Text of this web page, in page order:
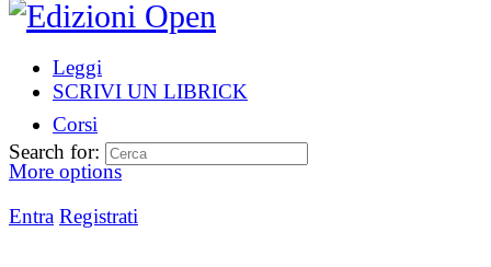
Leggi
SCRIVI UN LIBRICK
Corsi
More options
Entra Registrati
Search for: